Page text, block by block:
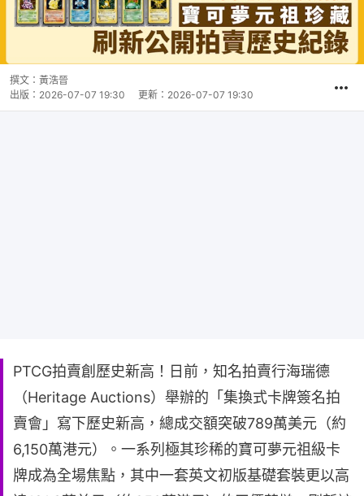
撰文： 黃浩晉
出版： 2026-07-07 19:30 更新： 2026-07-07 19:30
PTCG拍賣創歷史新高！日前，知名拍賣行海瑞德
（Heritage Auctions）舉辦的「集換式卡牌簽名拍
賣會」寫下歷史新高，總成交額突破789萬美元（約
6,150萬港元）。一系列極其珍稀的寶可夢元祖級卡
牌成為全場焦點，其中一套英文初版基礎套裝更以高